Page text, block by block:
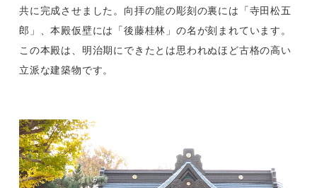
共に完成させました。向拝の龍の彫刻の裏には「寺田松五
郎」、本殿仮壁には「後藤桂林」の名が刻まれています。
この本殿は、明治期にできたとは思われぬほど古格の高い
立派な建築物です。